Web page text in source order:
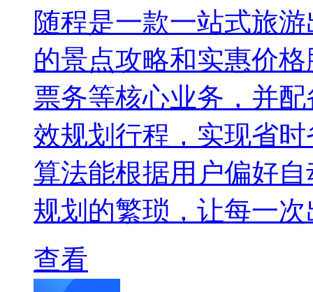
随程是一款一站式旅
的景点攻略和实惠价
票务等核心业务，并
效规划行程，实现省
算法能根据用户偏好
规划的繁琐，让每一
查看